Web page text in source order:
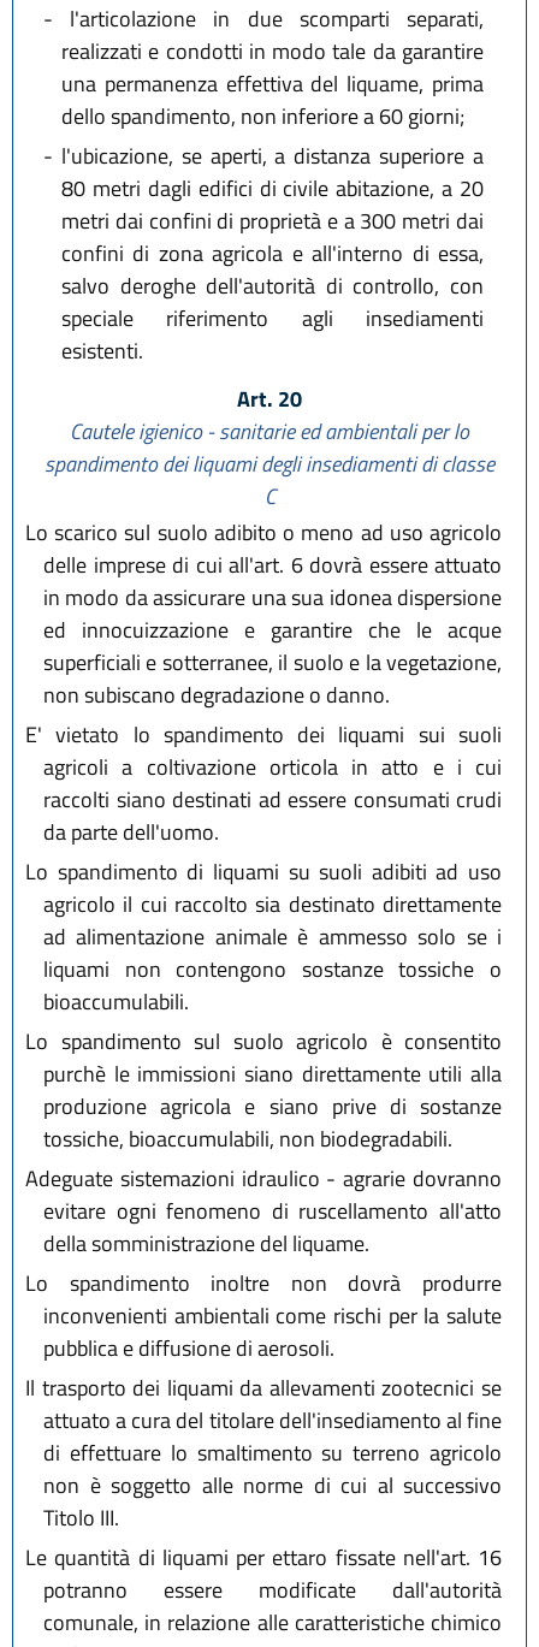
- l'articolazione in due scomparti separati,
realizzati e condotti in modo tale da garantire
una permanenza effettiva del liquame, prima
dello spandimento, non inferiore a 60 giorni;
- l'ubicazione, se aperti, a distanza superiore a
80 metri dagli edifici di civile abitazione, a 20
metri dai confini di proprietà e a 300 metri dai
confini di zona agricola e all'interno di essa,
salvo deroghe dell'autorità di controllo, con
speciale riferimento agli insediamenti
esistenti.
Art. 20
Cautele igienico - sanitarie ed ambientali per lo
spandimento dei liquami degli insediamenti di classe
C
Lo scarico sul suolo adibito o meno ad uso agricolo
delle imprese di cui all'art. 6 dovrà essere attuato
in modo da assicurare una sua idonea dispersione
ed innocuizzazione e garantire che le acque
superficiali e sotterranee, il suolo e la vegetazione,
non subiscano degradazione o danno.
E' vietato lo spandimento dei liquami sui suoli
agricoli a coltivazione orticola in atto e i cui
raccolti siano destinati ad essere consumati crudi
da parte dell'uomo.
Lo spandimento di liquami su suoli adibiti ad uso
agricolo il cui raccolto sia destinato direttamente
ad alimentazione animale è ammesso solo se i
liquami non contengono sostanze tossiche o
bioaccumulabili.
Lo spandimento sul suolo agricolo è consentito
purchè le immissioni siano direttamente utili alla
produzione agricola e siano prive di sostanze
tossiche, bioaccumulabili, non biodegradabili.
Adeguate sistemazioni idraulico - agrarie dovranno
evitare ogni fenomeno di ruscellamento all'atto
della somministrazione del liquame.
Lo spandimento inoltre non dovrà produrre
inconvenienti ambientali come rischi per la salute
pubblica e diffusione di aerosoli.
Il trasporto dei liquami da allevamenti zootecnici se
attuato a cura del titolare dell'insediamento al fine
di effettuare lo smaltimento su terreno agricolo
non è soggetto alle norme di cui al successivo
Titolo III.
Le quantità di liquami per ettaro fissate nell'art. 16
potranno essere modificate dall'autorità
comunale, in relazione alle caratteristiche chimico